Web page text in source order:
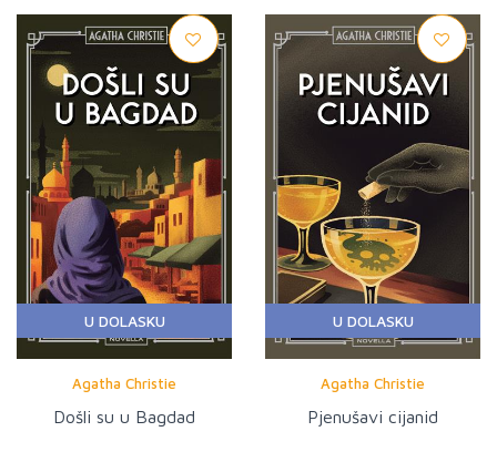
U DOLASKU
Agatha Christie
Došli su u Bagdad
U DOLASKU
Agatha Christie
Pjenušavi cijanid